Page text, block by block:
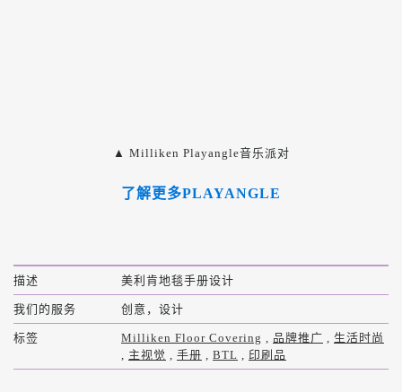
▲ Milliken Playangle音乐派对
了解更多PLAYANGLE
描述 美利肯地毯手册设计
我们的服务 创意，设计
标签 Milliken Floor Covering , 品牌推广 , 生活时尚
, 主视觉 , 手册 , BTL , 印刷品